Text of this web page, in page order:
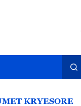
KRYESORE